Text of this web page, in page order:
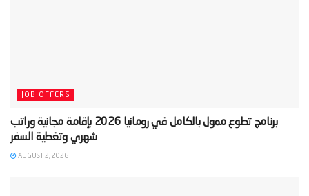
JOB OFFERS
‫برنامج تطوع ممول بالكامل في رومانيا 2026 بإقامة مجانية وراتب
شهري وتغطية السفر‬
AUGUST 2, 2026